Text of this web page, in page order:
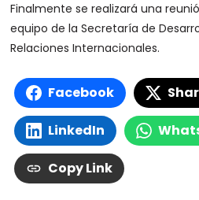
Finalmente se realizará una
equipo de la Secretaría de
Relaciones Internacionales.
Facebook
LinkedIn
Copy Link